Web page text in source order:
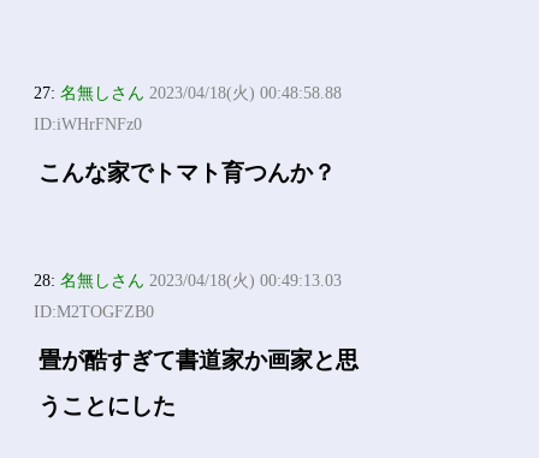
27:名無しさん 2023/04/18(火) 00:48:58.88
ID:iWHrFNFz0
こんな家でトマト育つんか？
28:名無しさん 2023/04/18(火) 00:49:13.03
ID:M2TOGFZB0
畳が酷すぎて書道家か画家と思
うことにした